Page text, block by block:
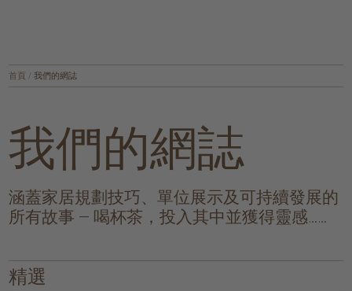
首頁 / 我們的網誌
我們的網誌
涵蓋家居規劃技巧、單位展示及可持續發展的
所有故事 — 喝杯茶，投入其中並獲得靈感……
精選